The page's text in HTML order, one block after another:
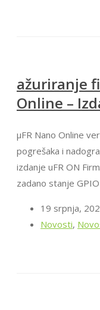
ažuriranje
Online –
μFR Nano Online
pogrešaka i
izdanje uFR ON
zadano stanje
19 srpnja,
Novosti,